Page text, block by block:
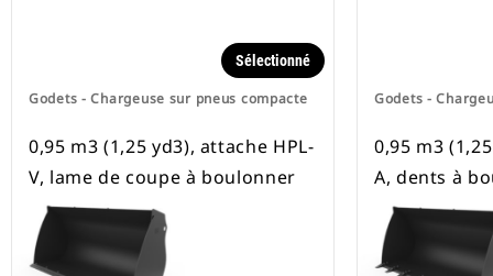
Godets - Chargeuse sur pneus compacte
Sélectionné
0,95 m3 (1,25 yd3), attache HPL-
V, lame de coupe à boulonner
Godets -
0,95 m3
A, dents à